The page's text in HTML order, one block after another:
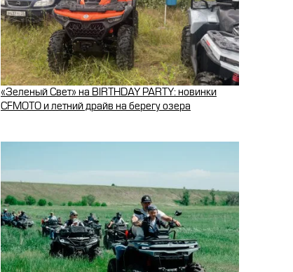
«Зеленый Свет» на BIRTHDAY PARTY: новинки
CFMOTO и летний драйв на берегу озера